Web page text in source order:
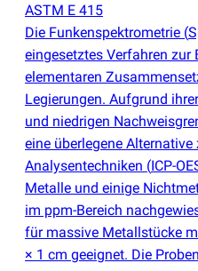
ASTM E 415
Die Funkenspektrometrie (
eingesetztes Verfahren zur
elementaren
Legierungen. Aufgrund
und niedrigen
eine überlegene
Analysentechniken (ICP-
Metalle und einige
im ppm-Bereich
für massive Metallstücke
× 1 cm geeignet. Die